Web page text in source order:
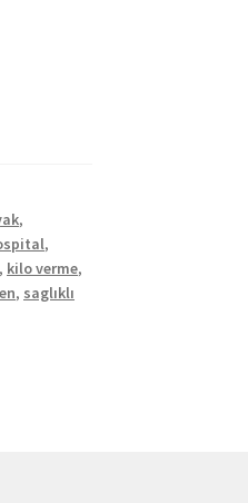
,
,
, kilo verme,
, saglıklı